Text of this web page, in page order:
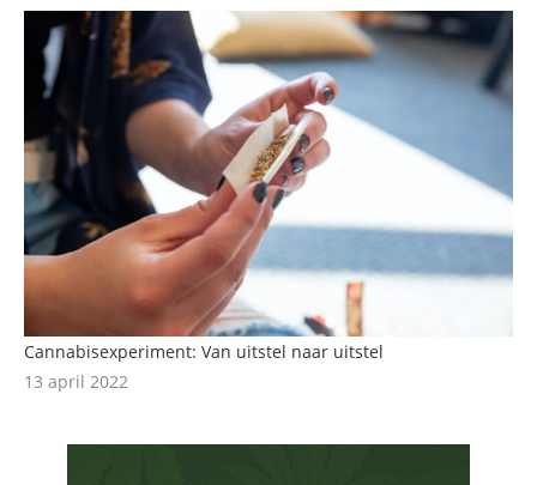
Cannabisexperiment: Van uitstel naar uitstel
13 april 2022